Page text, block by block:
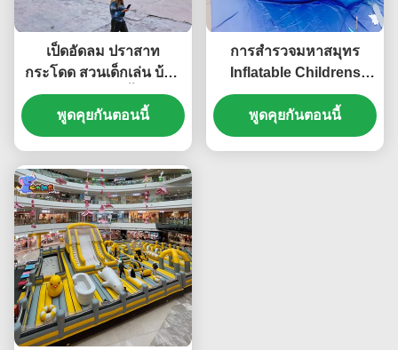
เป็ดอัดลม ปราสาท
กระโดด สวนเด็กเล่น บ้าน
กระโดดสําหรับชั้นใต้ดิน
พูดคุยกันตอนนี้
การสํารวจมหาสมุทร
Inflatable Childrens
ปราสาทกระโดดด้วยสไลด์
สองหนา PVC
พูดคุยกันตอนนี้